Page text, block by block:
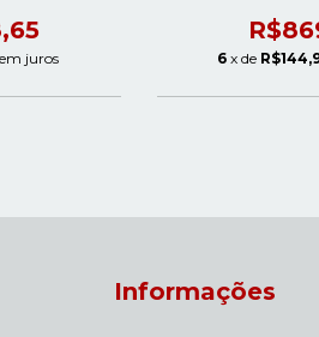
juros 6 x de
Informações